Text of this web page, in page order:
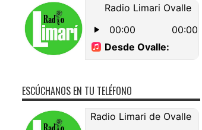
ESCÚCHANOS EN TU TELÉFONO